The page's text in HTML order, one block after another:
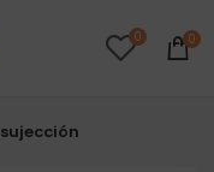
0 0